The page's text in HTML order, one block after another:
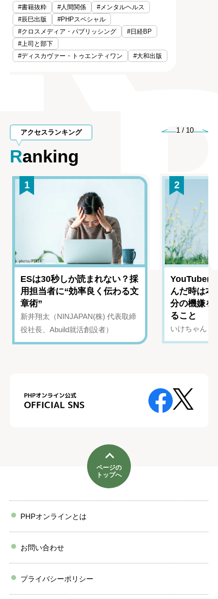
#書籍抜粋 #人間関係
#メンタルヘルス
#辰巳出版
#PHPスペシャル
#クロスメディア・パブリッシング
#日経BP
#上司と部下
#ディスカヴァー・トゥエンティワン
#大和出版
アクセスランキング
Ranking
1 / 10
1
ESは30秒しか読まれない？採
用担当者に“効率良く伝わる文
章術”
新井翔太（NINJAPAN(株) 代表取締
役社長、Abuild就活創設者）
2
YouTuber
んだ時は
分の機嫌を
ること
いけちゃん（
ページの
トップへ
PHPオンラインとは
お問い合わせ
プライバシーポリシー